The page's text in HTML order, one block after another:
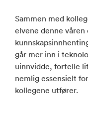
Sammen med
elvene denne
går mer inn i
uinnvidde, fortelle
nemlig essensielt
kollegene utfører.